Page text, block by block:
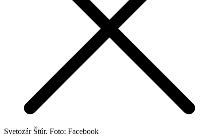
Svetozár Štúr. Foto: Facebook